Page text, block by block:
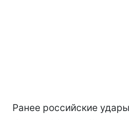
Ранее российские